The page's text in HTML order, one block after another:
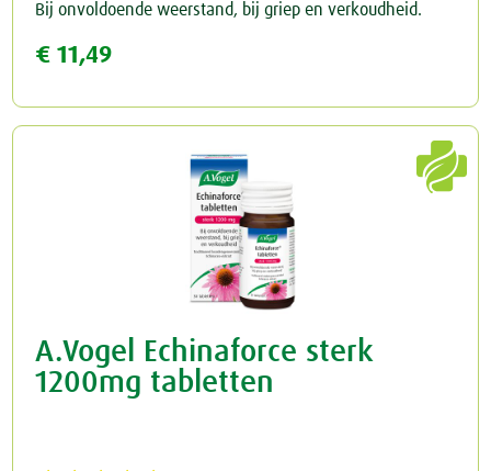
Bij onvoldoende weerstand, bij griep en verkoudheid.
€ 11,49

A.Vogel Echinaforce sterk
1200mg tabletten